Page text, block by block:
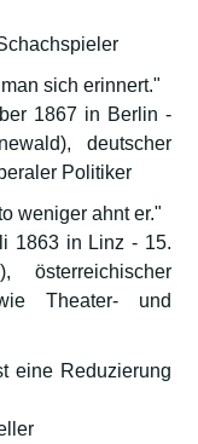
sich erinnert."
1867 in Berlin -
deutscher
Politiker
weniger ahnt er."
1863 in Linz - 15.
Theater- und
eine Reduzierung